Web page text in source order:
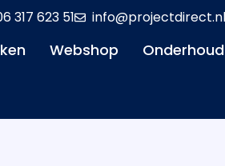
317 623 51
Webshop Onderhoud